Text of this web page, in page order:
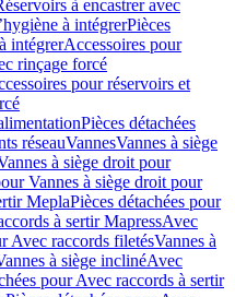
à encastrer avec
à intégrerPièces
intégrerAccessoires pour
rinçage forcé
pour réservoirs et
Pièces détachées
réseauVannesVannes à siège
à siège droit pour
Vannes à siège droit pour
MeplaPièces détachées pour
à sertir MapressAvec
Avec raccords filetésVannes à
à siège inclinéAvec
pour Avec raccords à sertir